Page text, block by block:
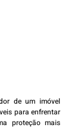
de um imóvel
para enfrentar
proteção mais